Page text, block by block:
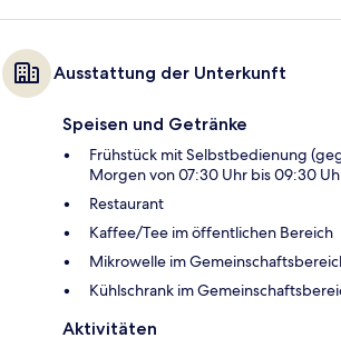
Ausstattung der Unterkunft
Speisen und Getränke
Frühstück mit Selbstbedienung
Morgen von 07:30 Uhr bis 09:30
Restaurant
Kaffee/Tee im öffentlichen Bereich
Mikrowelle im
Kühlschrank im
Aktivitäten